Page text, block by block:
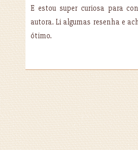
E estou super curiosa para
autora. Li algumas resenha e
ótimo.